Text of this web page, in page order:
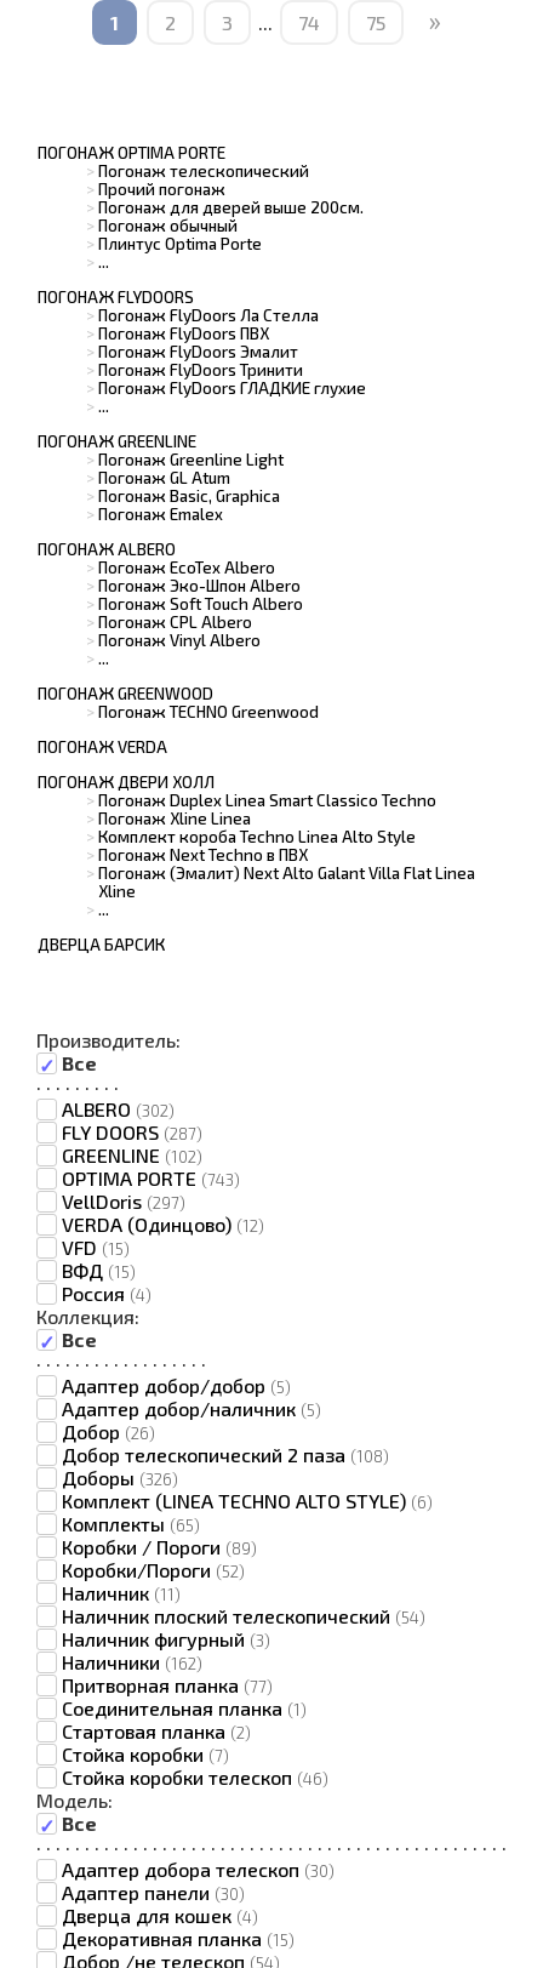
1 2 3 ... 74 75 »
ПОГОНАЖ OPTIMA PORTE
Погонаж телескопический
Прочий погонаж
Погонаж для дверей выше 200см.
Погонаж обычный
Плинтус Optima Porte
...
ПОГОНАЖ FLYDOORS
Погонаж FlyDoors Ла Стелла
Погонаж FlyDoors ПВХ
Погонаж FlyDoors Эмалит
Погонаж FlyDoors Тринити
Погонаж FlyDoors ГЛАДКИЕ глухие
...
ПОГОНАЖ GREENLINE
Погонаж Greenline Light
Погонаж GL Atum
Погонаж Basic, Graphica
Погонаж Emalex
ПОГОНАЖ ALBERO
Погонаж EcoTex Albero
Погонаж Эко-Шпон Albero
Погонаж Soft Touch Albero
Погонаж CPL Albero
Погонаж Vinyl Albero
...
ПОГОНАЖ GREENWOOD
Погонаж TECHNO Greenwood
ПОГОНАЖ VERDA
ПОГОНАЖ ДВЕРИ ХОЛЛ
Погонаж Duplex Linea Smart Classico Techno
Погонаж Хline Linea
Комплект короба Techno Linea Alto Style
Погонаж Next Techno в ПВХ
Погонаж (Эмалит) Next Alto Galant Villa Flat Linea
Xline
...
ДВЕРЦА БАРСИК
Производитель:
Все
·
ALBERO (302)
·
FLY DOORS (287)
·
GREENLINE (102)
·
OPTIMA PORTE (743)
·
VellDoris (297)
·
VERDA (Одинцово) (12)
·
VFD (15)
·
ВФД (15)
·
Россия (4)
Коллекция:
Все
·
Адаптер добор/добор (5)
·
Адаптер добор/наличник (5)
·
Добор (26)
·
Добор телескопический 2 паза (108)
·
Доборы (326)
·
Комплект (LINEA TECHNO ALTO STYLE) (6)
·
Комплекты (65)
·
Коробки / Пороги (89)
·
Коробки/Пороги (52)
·
Наличник (11)
·
Наличник плоский телескопический (54)
·
Наличник фигурный (3)
·
Наличники (162)
·
Притворная планка (77)
·
Соединительная планка (1)
·
Стартовая планка (2)
·
Стойка коробки (7)
·
Стойка коробки телескоп (46)
Модель:
Все
·
Адаптер добора телескоп (30)
·
Адаптер панели (30)
·
Дверца для кошек (4)
·
Декоративная планка (15)
·
Добор /не телескоп (54)
· · · · · · · · · · · · · · · · · · · · · · · · · · · · · · · · · · · · · · · · · · · ·